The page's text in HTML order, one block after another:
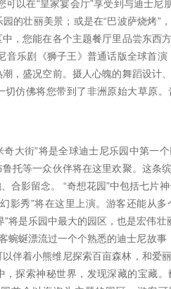
可以在“皇家宴会厅”享受到与迪士尼
的壮丽美景；或是在“巴波萨烧烤”
中，您能在各个主题餐厅里品尝东西
音乐剧《狮子王》普通话版全球首
潮，盛况空前。摄人心魄的舞蹈设计
切仿佛将您带到了非洲原始大草原
大街”将是全球迪士尼乐园中第一
托等一众伙伴将在这里欢聚。这条
合影留念。 “奇想花园”中包括七片神
影秀”将在这里上演。游客还能从
将是乐园中最大的园区，也是宏伟壮
蜿蜒漂流过一个个熟悉的迪士尼故
伴着小熊维尼探索百亩森林，和爱
，探索神秘世界，发现深藏的宝藏